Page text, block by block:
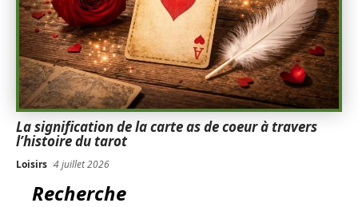
La signification de la carte as de coeur à travers
l’histoire du tarot
Loisirs 4 juillet 2026
Recherche